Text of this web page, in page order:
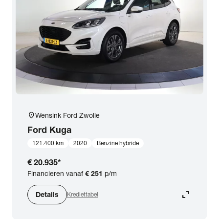
BTW (aftrekbaar) / Marge (BTW niet aftrekbaar)expand_more
Merk & Model
Ford close
Prijs
Bouwjaar
Staat van de auto
Brandstof
location_onWensink Ford Zwolle
Ford Kuga
121.400 km 2020 Benzine hybride
€ 20.935*
Financieren vanaf€ 251 p/m
Details Krediettabel expand_content